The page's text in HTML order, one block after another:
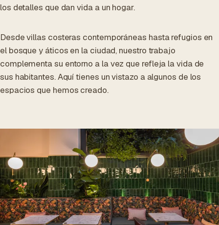
los detalles que dan vida a un hogar.
Desde villas costeras contemporáneas hasta refugios en
el bosque y áticos en la ciudad, nuestro trabajo
complementa su entorno a la vez que refleja la vida de
sus habitantes. Aquí tienes un vistazo a algunos de los
espacios que hemos creado.